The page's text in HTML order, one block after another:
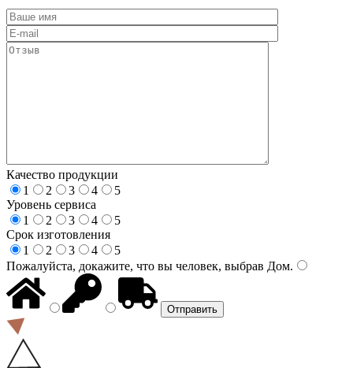
Качество продукции
1
2 3 4
5
Уровень сервиса
1
2 3 4
5
Срок изготовления
1
2 3 4
5
Пожалуйста, докажите, что вы человек, выбрав Дом.